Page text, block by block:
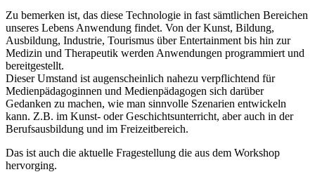
Zu bemerken ist, das diese Technologie in fast sämtlichen Bereichen
unseres Lebens Anwendung findet. Von der Kunst, Bildung,
Ausbildung, Industrie, Tourismus über Entertainment bis hin zur
Medizin und Therapeutik werden Anwendungen programmiert und
bereitgestellt.
Dieser Umstand ist augenscheinlich nahezu verpflichtend für
Medienpädagoginnen und Medienpädagogen sich darüber
Gedanken zu machen, wie man sinnvolle Szenarien entwickeln
kann. Z.B. im Kunst- oder Geschichtsunterricht, aber auch in der
Berufsausbildung und im Freizeitbereich.
Das ist auch die aktuelle Fragestellung die aus dem Workshop
hervorging.